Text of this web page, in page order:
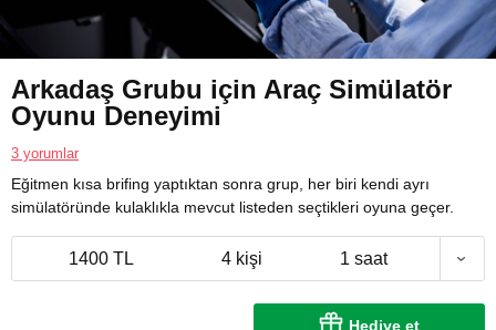
Arkadaş Grubu için Araç Simülatör
Oyunu Deneyimi
3 yorumlar
Eğitmen kısa brifing yaptıktan sonra grup, her biri kendi ayrı
simülatöründe kulaklıkla mevcut listeden seçtikleri oyuna geçer.
1400 TL 4 kişi 1 saat
Hediye et